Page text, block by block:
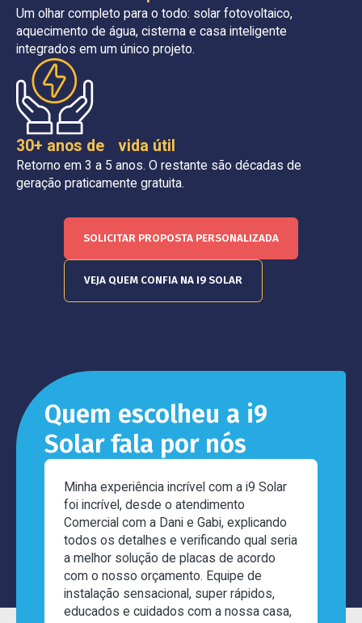
Um olhar completo para o todo: solar fotovoltaico,
aquecimento de água, cisterna e casa inteligente
integrados em um único projeto.
30+ anos de vida útil
Retorno em 3 a 5 anos. O restante são décadas de
geração praticamente gratuita.
SOLICITAR PROPOSTA PERSONALIZADA
VEJA QUEM CONFIA NA I9 SOLAR
Quem escolheu a i9
Solar fala por nós
Minha experiência incrível com a i9 Solar
foi incrível, desde o atendimento
Comercial com a Dani e Gabi, explicando
todos os detalhes e verificando qual seria
a melhor solução de placas de acordo
com o nosso orçamento. Equipe de
instalação sensacional, super rápidos,
educados e cuidados com a nossa casa,